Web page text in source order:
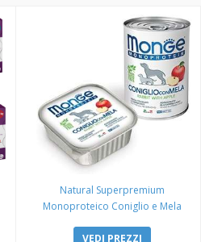
Natural Superpremium
Monoproteico Coniglio e Mela
VEDI PREZZI